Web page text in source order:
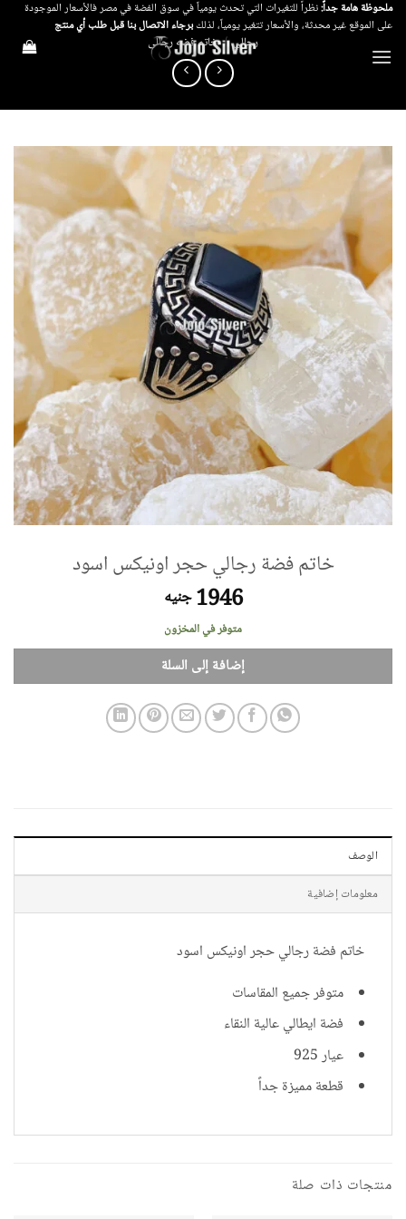
تخطي
للمحتوى
ملحوظة هامة جداً:نظراً للتغيرات التي تحدث يومياً في سوق الفضة في مصر فالأسعار الموجودة
على الموقع غير محدثة، والأسعار تتغير يومياً، لذلكبرجاء الاتصال بنا قبل طلب أي منتج
رجالي / خاتم فضه رجالى
خاتم فضة رجالي حجر اونيكس اسود
1946 جنيه
متوفر في المخزون
إضافة إلى السلة
الوصف
معلومات إضافية
خاتم فضة رجالي حجر اونيكس اسود
متوفر جميع المقاسات
فضة ايطالي عالية النقاء
عيار 925
قطعة مميزة جداً
منتجات ذات صلة